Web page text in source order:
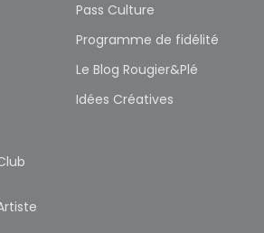
Pass Culture
Programme de fidélité
Le Blog Rougier&Plé
Idées Créatives